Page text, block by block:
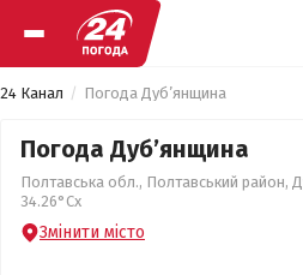
24 Канал Погода Дуб’янщина
Погода Дуб’янщина
Полтавська обл., Полтавський район,
34.26°Сх
Змінити місто